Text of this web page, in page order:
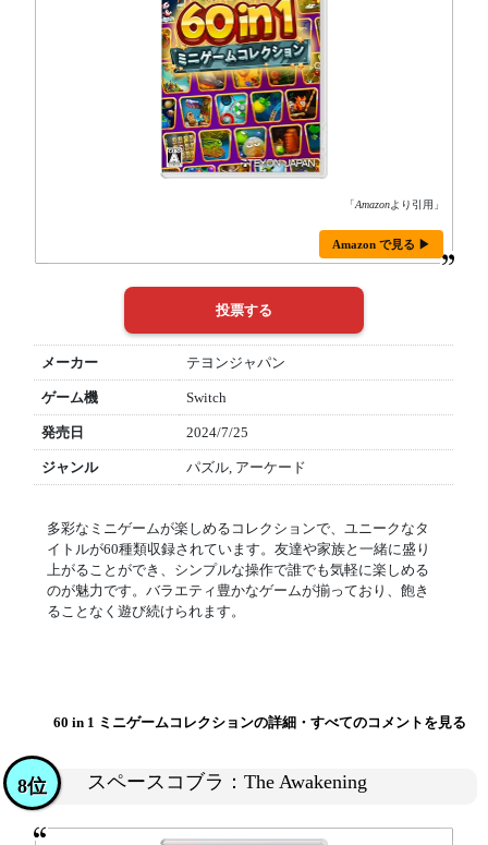
「Amazonより引用」
Amazon で見る ▶
メーカー テヨンジャパン
ゲーム機 Switch
発売日 2024/7/25
ジャンル パズル, アーケード
多彩なミニゲームが楽しめるコレクションで、ユニークなタ
イトルが60種類収録されています。友達や家族と一緒に盛り
上がることができ、シンプルな操作で誰でも気軽に楽しめる
のが魅力です。バラエティ豊かなゲームが揃っており、飽き
ることなく遊び続けられます。
60 in 1 ミニゲームコレクションの詳細・すべてのコメントを見る
スペースコブラ：The Awakening
8位